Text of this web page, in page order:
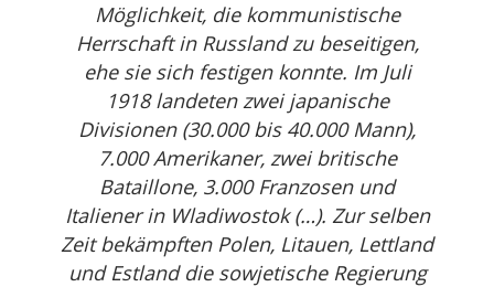
Möglichkeit, die kommunistische
Herrschaft in Russland zu beseitigen,
ehe sie sich festigen konnte. Im Juli
1918 landeten zwei japanische
Divisionen (30.000 bis 40.000 Mann),
7.000 Amerikaner, zwei britische
Bataillone, 3.000 Franzosen und
Italiener in Wladiwostok (…). Zur selben
Zeit bekämpften Polen, Litauen, Lettland
und Estland die sowjetische Regierung